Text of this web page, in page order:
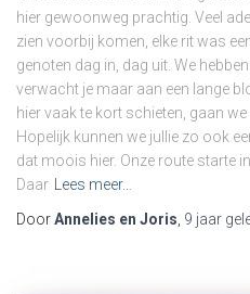
hier gewoonweg prachtig. Veel
zien voorbij komen, elke rit was
genoten dag in, dag uit. We
verwacht je maar aan een lange
hier vaak te kort schieten, gaan
Hopelijk kunnen we jullie zo ook
dat moois hier. Onze route starte
Daar
Lees meer…
DoorAnnelies en Joris 9 jaar